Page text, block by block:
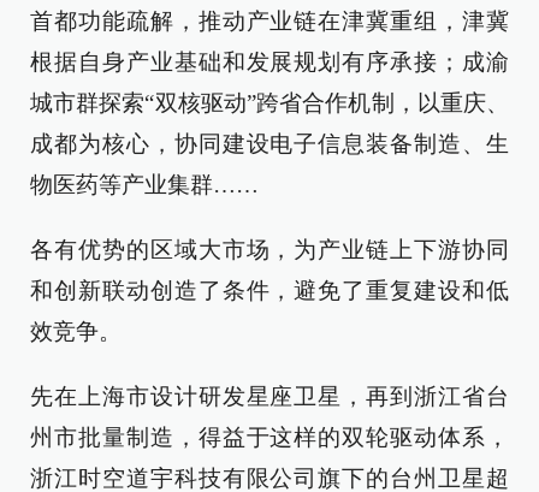
首都功能疏解，推动产业链在津冀重组，津冀
根据自身产业基础和发展规划有序承接；成渝
城市群探索“双核驱动”跨省合作机制，以重庆、
成都为核心，协同建设电子信息装备制造、生
物医药等产业集群……
各有优势的区域大市场，为产业链上下游协同
和创新联动创造了条件，避免了重复建设和低
效竞争。
先在上海市设计研发星座卫星，再到浙江省台
州市批量制造，得益于这样的双轮驱动体系，
浙江时空道宇科技有限公司旗下的台州卫星超